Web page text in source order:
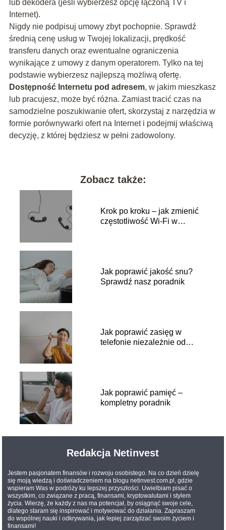
lub dekodera (jeśli wybierzesz opcję łączoną TV i
Internet).
Nigdy nie podpisuj umowy zbyt pochopnie. Sprawdź
średnią cenę usług w Twojej lokalizacji, prędkość
transferu danych oraz ewentualne ograniczenia
wynikające z umowy z danym operatorem. Tylko na tej
podstawie wybierzesz najlepszą możliwą ofertę.
Dostępność Internetu pod adresem, w jakim mieszkasz
lub pracujesz, może być różna. Zamiast tracić czas na
samodzielne poszukiwanie ofert, skorzystaj z narzędzia w
formie porównywarki ofert na Internet i podejmij właściwą
decyzję, z której będziesz w pełni zadowolony.
Zobacz także:
Krok po kroku – jak zmienić
częstotliwość Wi-Fi w
Jak poprawić jakość snu?
Sprawdź nasz poradnik
Jak poprawić zasięg w
telefonie niezależnie od
Jak poprawić pamięć –
kompletny poradnik
Redakcja Netinvest
Jestem pasjonatem finansów i rozwoju osobistego. Na co dzień dzielę
się moją wiedzą i doświadczeniem na blogu netinvest.com.pl, gdzie
wspieram Was w podróży ku lepszej przyszłości. Uwielbiam pisać o
wszystkim, co związane z pracą, finansami, kryptowalutami i stylem
życia. Wierzę, że każdy z nas ma potencjał, by osiągnąć swoje cele,
dlatego staram się inspirować i motywować do działania. Zapraszam
do wspólnej nauki i odkrywania, jak lepiej zarządzać swoim życiem i
finansami!